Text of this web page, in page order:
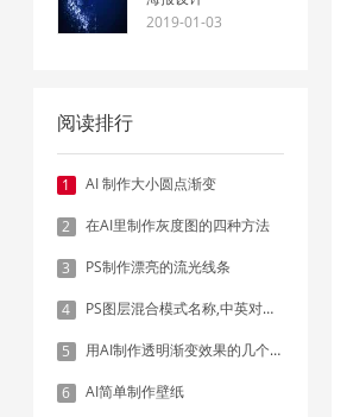
2019-01-03
阅读排行
1 AI 制作大小圆点渐变
2 在AI里制作灰度图的四种方法
3 PS制作漂亮的流光线条
4 PS图层混合模式名称,中英对照表
5 用AI制作透明渐变效果的几个方法
6 AI简单制作壁纸